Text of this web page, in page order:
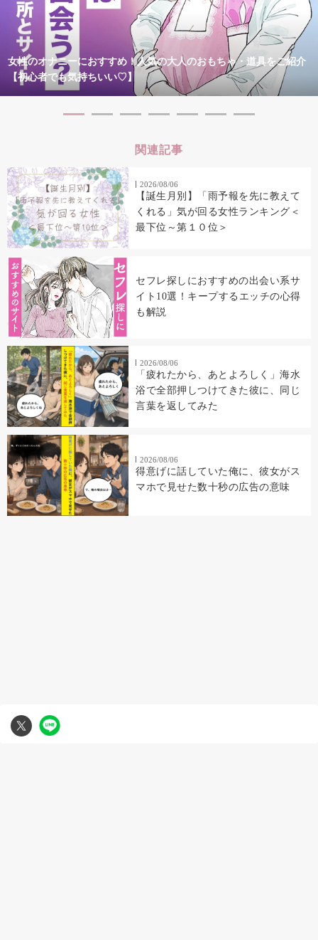
女性のオナニーにおすすめ！人気の大人のおもちゃ・道具をご紹介
【初心者でも気持ちいい♡】
関連記事
2026/08/06
【誕生月別】「雨予報を先に教えて
くれる」気が回る女性ランキング＜
最下位～第１０位＞
セフレ探しにおすすめの出会い系サ
イト10選！キープするエッチの心得
も解説
2026/08/06
「疲れたから、あとよろしく」海水
浴で全部押しつけてきた彼に、同じ
言葉を返してみた
2026/08/06
得意げに話していた俺に、彼女がス
マホで見せた数十秒の広告の意味